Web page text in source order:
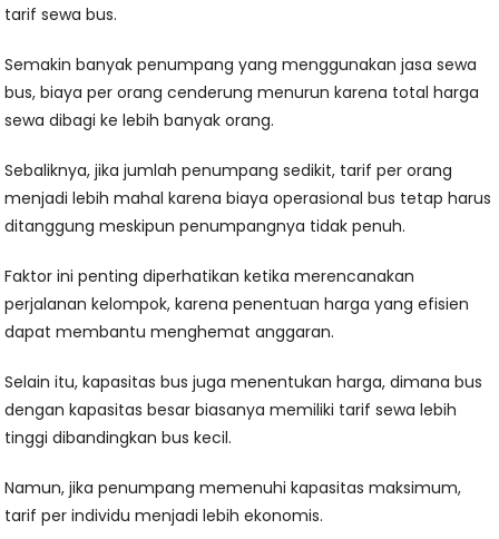
tarif sewa bus.
Semakin banyak penumpang yang menggunakan jasa sewa
bus, biaya per orang cenderung menurun karena total harga
sewa dibagi ke lebih banyak orang.
Sebaliknya, jika jumlah penumpang sedikit, tarif per orang
menjadi lebih mahal karena biaya operasional bus tetap harus
ditanggung meskipun penumpangnya tidak penuh.
Faktor ini penting diperhatikan ketika merencanakan
perjalanan kelompok, karena penentuan harga yang efisien
dapat membantu menghemat anggaran.
Selain itu, kapasitas bus juga menentukan harga, dimana bus
dengan kapasitas besar biasanya memiliki tarif sewa lebih
tinggi dibandingkan bus kecil.
Namun, jika penumpang memenuhi kapasitas maksimum,
tarif per individu menjadi lebih ekonomis.